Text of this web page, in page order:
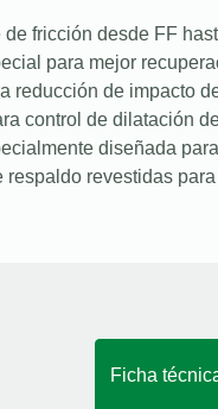
fricción desde FF
para mejor
reducción de impacto
control de dilatación
diseñada
respaldo revestidas
Ficha